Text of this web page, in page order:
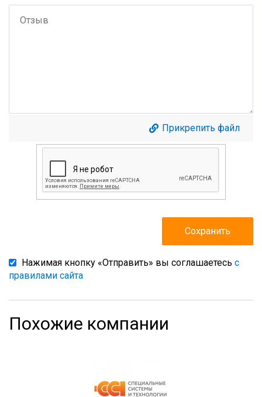
Прикрепить файл
Нажимая кнопку «Отправить» вы соглашаетесь с
правилами сайта
Похожие компании